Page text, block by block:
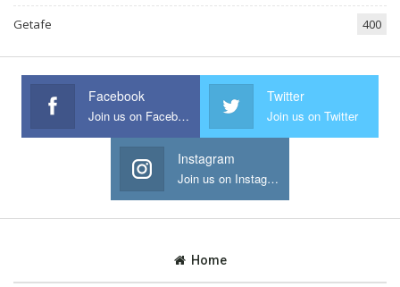
Getafe 400
Facebook
Join us on Facebook
Twitter
Join us on Twitter
Instagram
Join us on Instagram
Home